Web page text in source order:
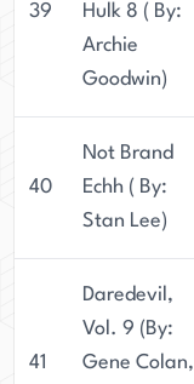
39
Hulk 8 ( By:
Archie
Goodwin)
40
Not Brand
Echh ( By:
Stan Lee)
41
Daredevil,
Vol. 9 (By:
Gene Colan,